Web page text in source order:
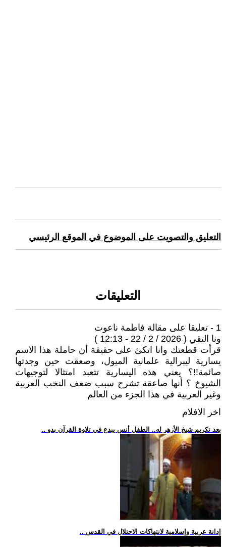
التعليق والتصويت على الموضوع في الموقع الرئيسي
التعليقات
1 - تعليقا على مقالة فاطمة ناعوت
ونا التقي ( 2026 / 2 / 22 - 12:13 )
قرأت قطعتك وانا اتكئ على حقيقة أن حاملة هذا الاسم
يسارية ليبرالية علمانية الميول، وصعقت حين وجدتها
صائمة!!؟ يعني هذه اليسارية تتعبد امتثالا لتوجيهات
الشيوخ ؟ أنها صاعقة تشرح سبب ضعف النخب العربية
وغير العربية في هذا الجزء من العالم
اخر الافلام
.. بعد تكريم شيخ الأزهر له.. الطفل أنس يبدع في تلاوة القرآن بدو
.. إدانة عربية وإسلامية لانتهاكات الاحتلال في القدس